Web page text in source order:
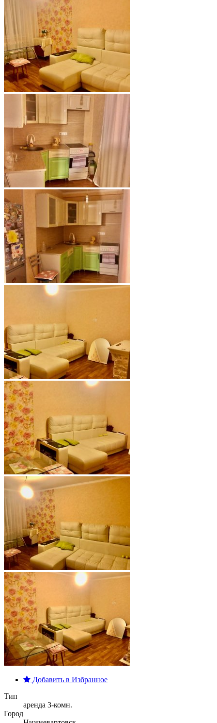
Добавить в Избранное
Тип
аренда 3-комн.
Город